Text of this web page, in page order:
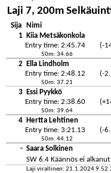
Laji 7, 200m
Sija Nimi
1
Kiia Metsäkonkola
Entry time: 2:45.74
(-
50m: 34.66
2 Ella Lindholm
Entry time: 2:48.12
(-
50m: 37.21
3 Essi Pyykkö
Entry time: 2:38.60
50m: 39.64
4 Hertta Lehtinen
Entry time: 3:21.13
(-
50m: 44.12
- Saara Solkinen
SW 6.4 Käännös ei
Laji virallinen: 21.1.2024